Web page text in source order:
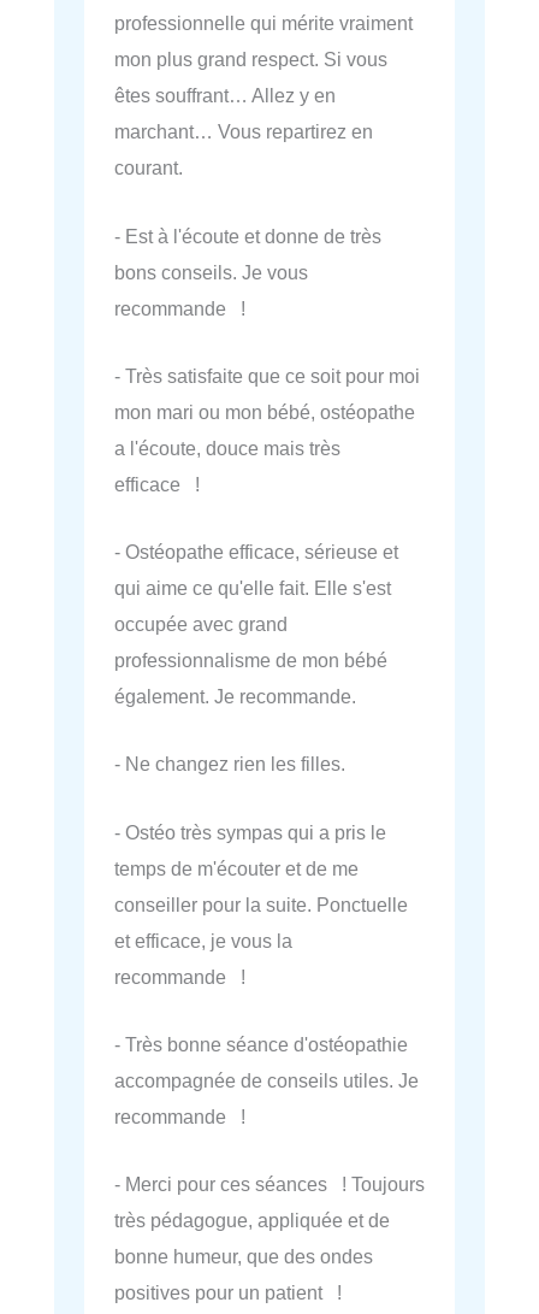
professionnelle qui mérite vraiment
mon plus grand respect. Si vous
êtes souffrant… Allez y en
marchant… Vous repartirez en
courant.
- Est à l'écoute et donne de très
bons conseils. Je vous
recommande !
- Très satisfaite que ce soit pour moi
mon mari ou mon bébé, ostéopathe
a l'écoute, douce mais très
efficace !
- Ostéopathe efficace, sérieuse et
qui aime ce qu'elle fait. Elle s'est
occupée avec grand
professionnalisme de mon bébé
également. Je recommande.
- Ne changez rien les filles.
- Ostéo très sympas qui a pris le
temps de m'écouter et de me
conseiller pour la suite. Ponctuelle
et efficace, je vous la
recommande !
- Très bonne séance d'ostéopathie
accompagnée de conseils utiles. Je
recommande !
- Merci pour ces séances ! Toujours
très pédagogue, appliquée et de
bonne humeur, que des ondes
positives pour un patient !